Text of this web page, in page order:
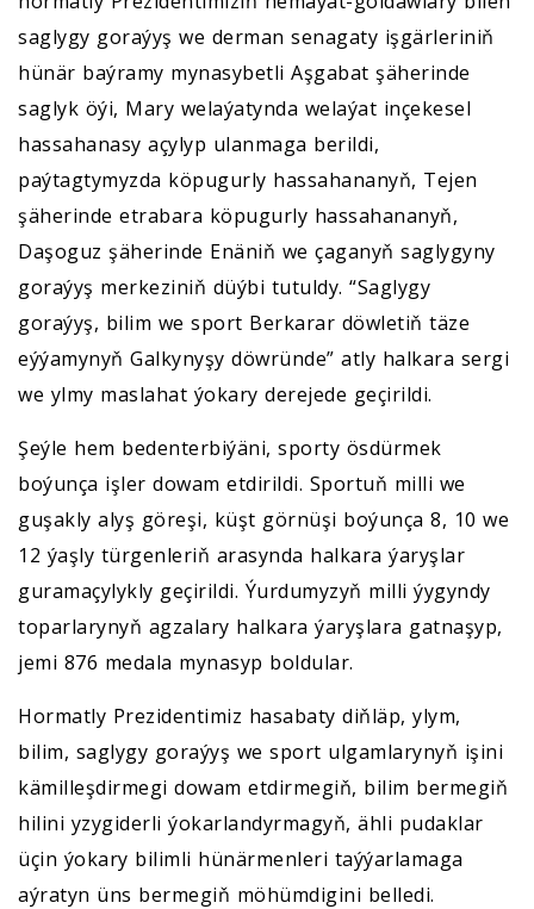
saglygy goraýyş we derman senagaty işgärleriniň
hünär baýramy mynasybetli Aşgabat şäherinde
saglyk öýi, Mary welaýatynda welaýat inçekesel
hassahanasy açylyp ulanmaga berildi,
paýtagtymyzda köpugurly hassahananyň, Tejen
şäherinde etrabara köpugurly hassahananyň,
Daşoguz şäherinde Enäniň we çaganyň saglygyny
goraýyş merkeziniň düýbi tutuldy. “Saglygy
goraýyş, bilim we sport Berkarar döwletiň täze
eýýamynyň Galkynyşy döwründe” atly halkara sergi
we ylmy maslahat ýokary derejede geçirildi.
Şeýle hem bedenterbiýäni, sporty ösdürmek
boýunça işler dowam etdirildi. Sportuň milli we
guşakly alyş göreşi, küşt görnüşi boýunça 8, 10 we
12 ýaşly türgenleriň arasynda halkara ýaryşlar
guramaçylykly geçirildi. Ýurdumyzyň milli ýygyndy
toparlarynyň agzalary halkara ýaryşlara gatnaşyp,
jemi 876 medala mynasyp boldular.
Hormatly Prezidentimiz hasabaty diňläp, ylym,
bilim, saglygy goraýyş we sport ulgamlarynyň işini
kämilleşdirmegi dowam etdirmegiň, bilim bermegiň
hilini yzygiderli ýokarlandyrmagyň, ähli pudaklar
üçin ýokary bilimli hünärmenleri taýýarlamaga
aýratyn üns bermegiň möhümdigini belledi.